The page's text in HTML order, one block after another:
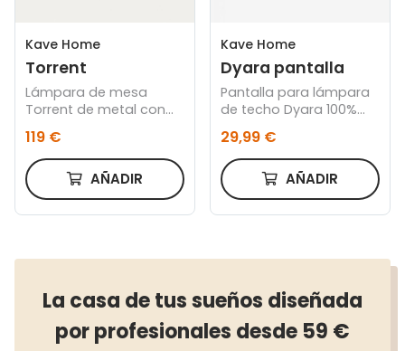
Kave Home
Torrent
Lámpara de mesa
Torrent de metal con
negro y pantalla de lino
119 €
AÑADIR
Kave Home
Dyara pantalla
Pantalla para lámpara
de techo Dyara 100%
29,99 €
AÑADIR
La casa de tus sueños diseñada
por profesionales desde 59 €